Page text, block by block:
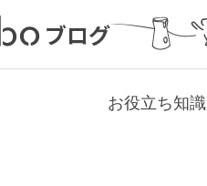
お役立ち知識